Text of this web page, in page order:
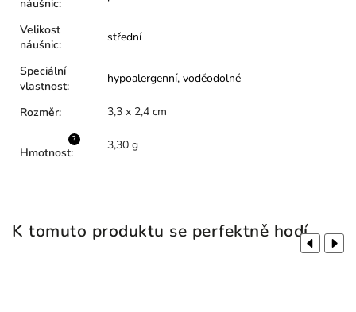
náušnic:
Velikost
náušnic:
střední
Speciální
vlastnost:
hypoalergenní, voděodolné
Rozměr: 3,3 x 2,4 cm
?
Hmotnost:
3,30 g
K tomuto produktu se perfektně hodí
Previous Next